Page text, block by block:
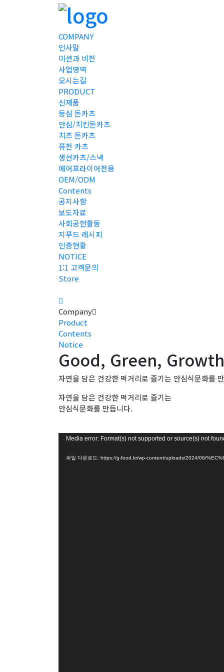
COMPANY
인사말
미션과 비전
사업영역
오시는길
PRODUCT
신제품
등심 돈카츠
안심/치킨돈카츠
치즈 돈카츠
퓨전 카츠
생선카츠/스낵
에어프라이어전용
OEM/ODM
Contents
공지사항
보도자료
사회공헌활동
지푸드 레시피
인증현황
NOTICE
1:1 고객문의
Store
Company
Product
Contents
Notice
Good, Green, Growth
자연을 담은 건강한 먹거리로 즐기는 안심식문화를
자연을 담은 건강한 먹거리로 즐기는
안심식문화를 만듭니다.
Media error: Format(s) not supported or source(s) not
파일 다운로드: https://g-food.kr/wp-content/uploads/2024/06/